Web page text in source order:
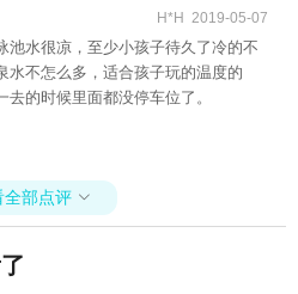
H*H 2019-05-07
池水很凉，至少小孩子待久了冷的不
水不怎么多，适合孩子玩的温度的
的时候里面都没停车位了。
全部点评 